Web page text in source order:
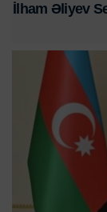
İlham Əliyev